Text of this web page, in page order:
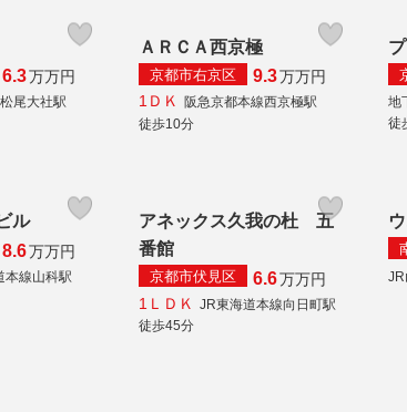
6.3万万円
尾大社駅
ＡＲＣＡ西京極
京都市右京区 9.3万万円
1ＤＫ 阪急京都本線西京極駅
徒歩10分
地
徒
ル
8.6万万円
本線山科駅
アネックス久我の杜 五
番館
京都市伏見区 6.6万万円
1ＬＤＫ
JR東海道本線向日町駅
徒歩45分
JR